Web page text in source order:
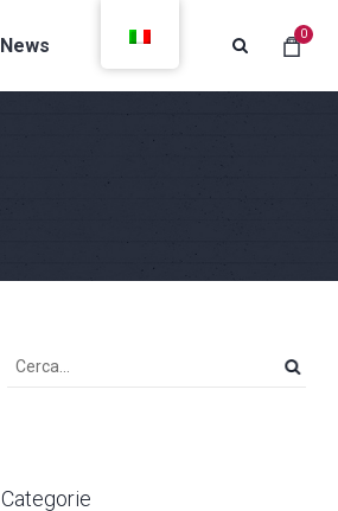
0
News Contatti
Categorie